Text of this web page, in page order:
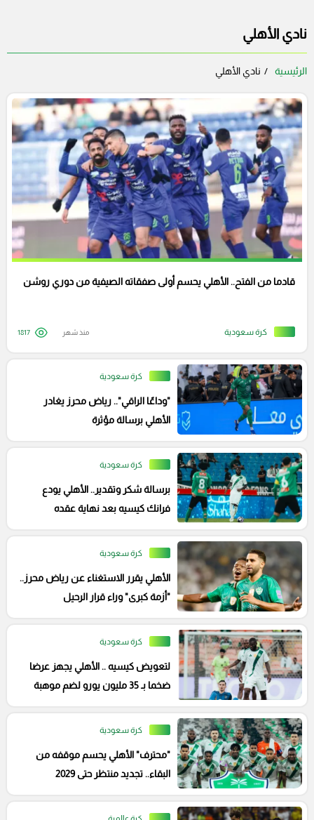
نادي الأهلي
الرئيسية نادي الأهلي
كرة سعودية
قادما من الفتح.. الأهلي يحسم أولى صفقاته الصيفية من دوري روشن
منذ شهر 1817
كرة سعودية
"وداعًا الراقي".. رياض محرز يغادر
الأهلي برسالة مؤثرة
كرة سعودية
برسالة شكر وتقدير.. الأهلي يودع
فرانك كيسيه بعد نهاية عقده
كرة سعودية
الأهلي يقرر الاستغناء عن رياض محرز..
"أزمة كبرى" وراء قرار الرحيل
كرة سعودية
لتعويض كيسيه .. الأهلي يجهز عرضا
ضخما بـ 35 مليون يورو لضم موهبة
كرة سعودية
"محترف" الأهلي يحسم موقفه من
البقاء.. تجديد منتظر حتى 2029